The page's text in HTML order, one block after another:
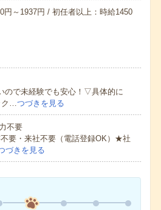
～1937円 / 初任者以上：時給1450
ので未経験でも安心！▽具体的に
ク…つづきを見る
不要
要・来社不要（電話登録OK）★社
づきを見る